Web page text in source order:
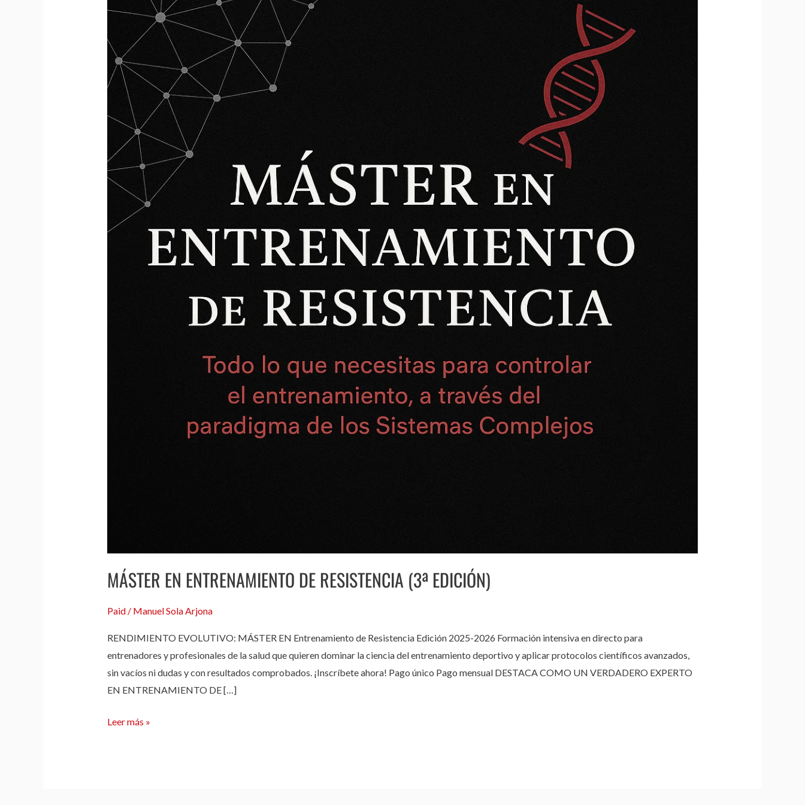
MÁSTER EN ENTRENAMIENTO DE RESISTENCIA (3ª EDICIÓN)
Paid/ Manuel Sola Arjona
RENDIMIENTO EVOLUTIVO: MÁSTER EN Entrenamiento de Resistencia Edición 2025-2026 Formación intensiva en directo para
entrenadores y profesionales de la salud que quieren dominar la ciencia del entrenamiento deportivo y aplicar protocolos científicos avanzados,
sin vacíos ni dudas y con resultados comprobados. ¡Inscríbete ahora! Pago único Pago mensual DESTACA COMO UN VERDADERO EXPERTO
EN ENTRENAMIENTO DE […]
Entrenamiento
Resistencia
(3ª
Edición)
Leer más »